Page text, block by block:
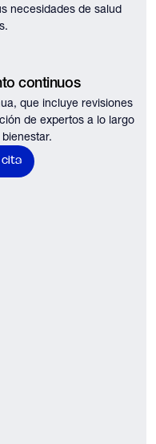
necesidades de salud
continuos
que incluye revisiones
de expertos a lo largo
cita